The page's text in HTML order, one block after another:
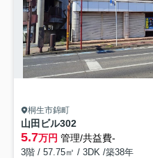
桐生市錦町
山田ビル302
5.7万円 管理/共益費-
3階 / 57.75㎡ / 3DK /築38年